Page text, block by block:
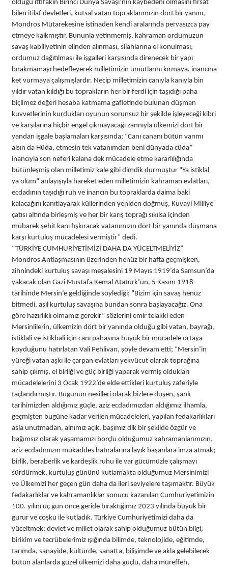
olduğu ittifakın Birinci Dünya Savaşı’nın kaybedeni olmasını fırsat
bilen itilaf devletleri, kutsal vatan topraklarımızın dört bir yanını,
Mondros Mütarekesine istinaden kendi aralarında pervasızca pay
etmeye kalkmıştır. Bununla yetinmemiş, kahraman ordumuzun
savaş kabiliyetinin elinden alınması, silahlarına el konulması,
ordumuz dağıtılması ile işgalleri karşısında direnecek bir yapı
bırakmamayı hedefleyerek milletimizin umutlarını kırmaya, inancına
ket vurmaya çalışmışlardır. Necip milletimizin canıyla kanıyla bin
yıldır vatan kıldığı bu toprakların her bir ferdi için taşıdığı paha
biçilmez değeri hesaba katmama gafletinde bulunan düşman
kuvvetlerinin kurdukları oyunun sorunsuz bir şekilde işleyeceği kibri
ve karşılarına hiçbir engel çıkmayacağı zannıyla ülkemizi dört bir
yandan işgale başlamaları karşısında; “Canı cananı bütün varımı
alsın da Hüda, etmesin tek vatanımdan beni dünyada cüda”
inancıyla son neferi kalana dek mücadele etme kararlılığında
bütünleşmiş olan milletimiz kale gibi dimdik durmuştur “Ya istiklal
ya ölüm” anlayışıyla hareket eden milletimizin kahraman evlatları,
ecdadının taşıdığı ruh ve inancın bu topraklarda daima baki
kalacağını kanıtlayarak küllerinden yeniden doğmuş, Kuvayi Milliye
çatısı altında birleşmiş ve her bir karış toprağı sıkılsa içinden
mübarek şehit kanı fışkıracak vatanımızın dört bir yanında düşmana
karşı kurtuluş mücadelesi vermiştir” dedi.
“TÜRKİYE CUMHURİYETİMİZİ DAHA DA YÜCELTMELİYİZ”
Mondros Antlaşmasının üzerinden henüz bir hafta geçmişken,
zihnindeki kurtuluş savaşı meşalesini 19 Mayıs 1919’da Samsun’da
yakacak olan Gazi Mustafa Kemal Atatürk’ün, 5 Kasım 1918
tarihinde Mersin’e geldiğinde söylediği; “Bizim için savaş henüz
bitmedi, asıl kurtuluş savaşına bundan sonra başlayacağız. Ona
göre hazırlıklı olmamız gerekir” sözlerini emir telakki eden
Mersinlilerin, ülkemizin dört bir yanında olduğu gibi vatan, bayrağı,
istiklali ve istikbali için canı pahasına büyük bir mücadele ortaya
koyduğunu hatırlatan Vali Pehlivan, şöyle devam etti; “Mersin’in
yüreği vatan aşkı ile çarpan evlatları yekvücut olarak toprağına
sahip çıkmış, el birliği ve güç birliği yaparak vermiş oldukları
mücadelelerini 3 Ocak 1922’de elde ettikleri kurtuluş zaferiyle
taçlandırmıştır. Bugünün nesilleri olarak bizlere düşen, şanlı
tarihimizden aldığımız güçle, aziz ecdadımızdan aldığımız ilhamla,
geçmişten bugüne kadar verilen mücadeleleri, yapılan fedakarlıkları
asla unutmadan, alnımız açık, başımız dik bir şekilde özgür ve
bağımsız olarak yaşamamızı borçlu olduğumuz kahramanlarımızın,
aziz ecdadımızın mukaddes hatıralarına layık başarılara imza atmak;
birlik, beraberlik ve kardeşlik ruhu ile var gücümüzle çalışmayı
sürdürmek, kurtuluş gününü kutlamakta olduğumuz Mersinimizi
ve Ülkemizi her geçen gün daha da ileri seviyelere taşımaktır. Büyük
fedakarlıklar ve kahramanlıklar sonucu kazanılan Cumhuriyetimizin
100. yılını üç gün önce geride bıraktığımız 2023 yılında büyük bir
gurur ve coşku ile kutladık. Türkiye Cumhuriyetimizi daha da
yüceltmek; devlet ve millet olarak sahip olduğumuz bütün bilgi,
birikim ve tecrübelerimiz ışığında bilimde, teknolojide, eğitimde,
tarımda, sanayide, kültürde, sanatta, bilişimde ve akla gelebilecek
bütün alanlarda güzel ülkemizi daha güçlü, daha müreffeh,